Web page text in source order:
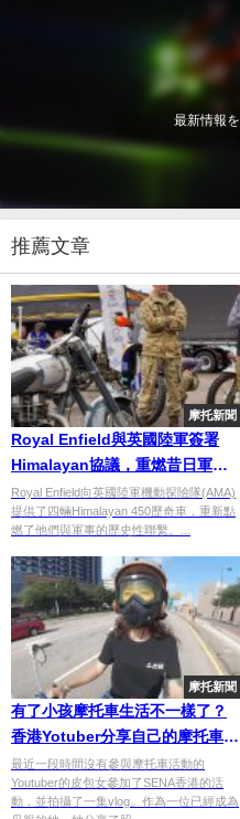
最新情報
推薦文章
摩托新聞
Royal Enfield與英國陸軍簽署
Himalayan協議，重燃昔日軍事
關係
Royal Enfield向英國陸軍機動探險隊(AMA)
提供了四輛Himalayan 450歷奇車，重新點
燃了他們與軍事的歷史性聯繫。...
摩托新聞
有了小孩摩托車生活不一樣了？
香港Yotuber分享自己的摩托車生
活
最近一段時間沒有參與摩托車活動的
Youtuber的皮包女參加了SENA香港的活
動，並拍攝了一集vlog。作為一位已經成為